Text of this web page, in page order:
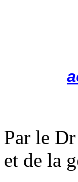
Par le
et de la